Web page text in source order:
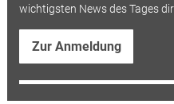
wichtigsten News des Tages
Zur Anmeldung